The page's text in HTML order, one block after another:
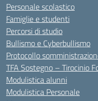
Personale scolastico
Famiglie e studenti
Percorsi di studio
Bullismo e Cyberbullismo
Protocollo
TFA Sostegno – Tirocinio
Modulistica alunni
Modulistica Personale